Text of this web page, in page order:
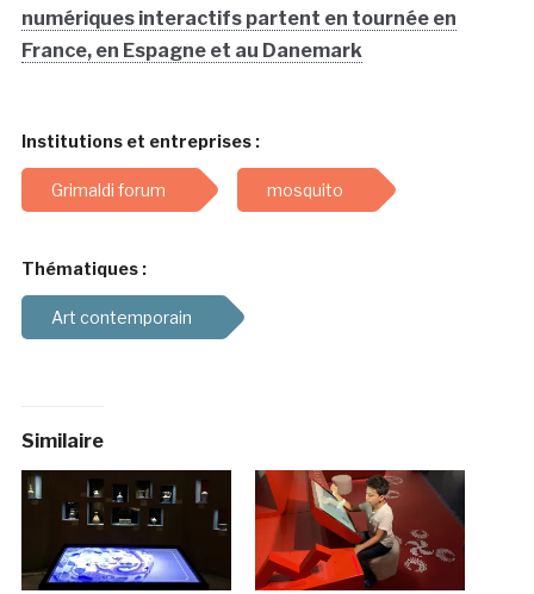
numériques interactifs partent en tournée en
France, en Espagne et au Danemark
Institutions et entreprises :
Grimaldi forum mosquito
Thématiques :
Art contemporain
Similaire